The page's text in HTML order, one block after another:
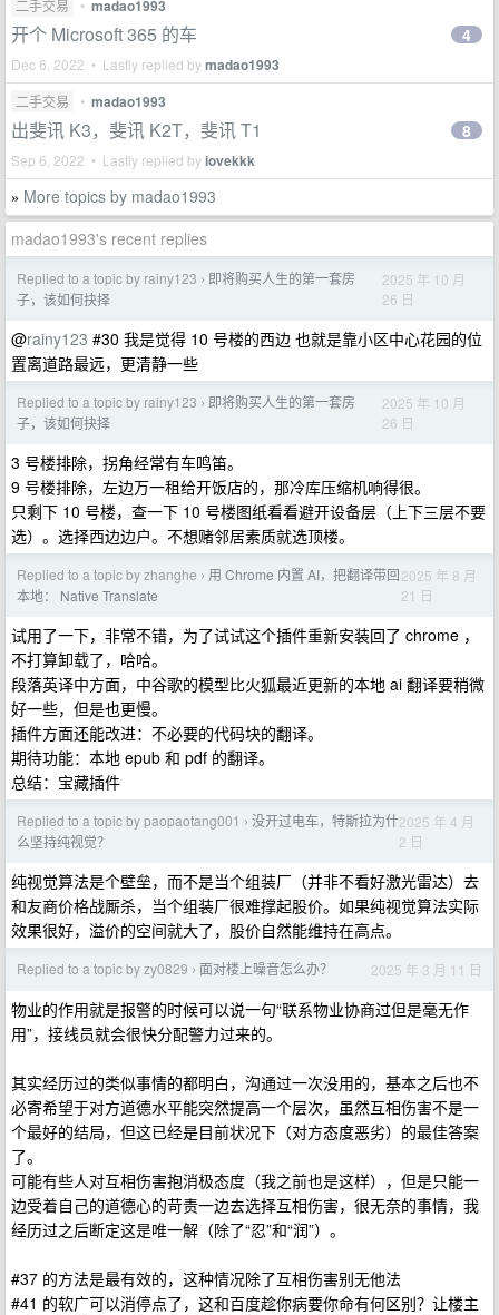
二手交易 • madao1993
开个 Microsoft 365 的车
Dec 6, 2022 • Lastly replied bymadao1993
4
二手交易 • madao1993
出斐讯 K3，斐讯 K2T，斐讯 T1
Sep 6, 2022 • Lastly replied byiovekkk
8
» More topics by madao1993
madao1993's recent replies
Replied to a topic by rainy123 › 即将购买人生的第一套房
子，该如何抉择
2025 年 10 月
26 日
@rainy123 #30 我是觉得 10 号楼的西边 也就是靠小区中心花园的位
置离道路最远，更清静一些
Replied to a topic by rainy123 › 即将购买人生的第一套房
子，该如何抉择
2025 年 10 月
26 日
3 号楼排除，拐角经常有车鸣笛。
9 号楼排除，左边万一租给开饭店的，那冷库压缩机响得很。
只剩下 10 号楼，查一下 10 号楼图纸看看避开设备层（上下三层不要
选）。选择西边边户。不想赌邻居素质就选顶楼。
Replied to a topic by zhanghe › 用 Chrome 内置 AI，把翻译带回
本地： Native Translate
2025 年 8 月
21 日
试用了一下，非常不错，为了试试这个插件重新安装回了 chrome ，
不打算卸载了，哈哈。
段落英译中方面，中谷歌的模型比火狐最近更新的本地 ai 翻译要稍微
好一些，但是也更慢。
插件方面还能改进：不必要的代码块的翻译。
期待功能：本地 epub 和 pdf 的翻译。
总结：宝藏插件
Replied to a topic by paopaotang001 › 没开过电车，特斯拉为什
么坚持纯视觉？
2025 年 4 月
2 日
纯视觉算法是个壁垒，而不是当个组装厂（并非不看好激光雷达）去
和友商价格战厮杀，当个组装厂很难撑起股价。如果纯视觉算法实际
效果很好，溢价的空间就大了，股价自然能维持在高点。
Replied to a topic by zy0829 › 面对楼上噪音怎么办？ 2025 年 3 月 11 日
物业的作用就是报警的时候可以说一句“联系物业协商过但是毫无作
用”，接线员就会很快分配警力过来的。
其实经历过的类似事情的都明白，沟通过一次没用的，基本之后也不
必寄希望于对方道德水平能突然提高一个层次，虽然互相伤害不是一
个最好的结局，但这已经是目前状况下（对方态度恶劣）的最佳答案
了。
可能有些人对互相伤害抱消极态度（我之前也是这样），但是只能一
边受着自己的道德心的苛责一边去选择互相伤害，很无奈的事情，我
经历过之后断定这是唯一解（除了“忍”和“润”）。
#37 的方法是最有效的，这种情况除了互相伤害别无他法
#41 的软广可以消停点了，这和百度趁你病要你命有何区别？让楼主